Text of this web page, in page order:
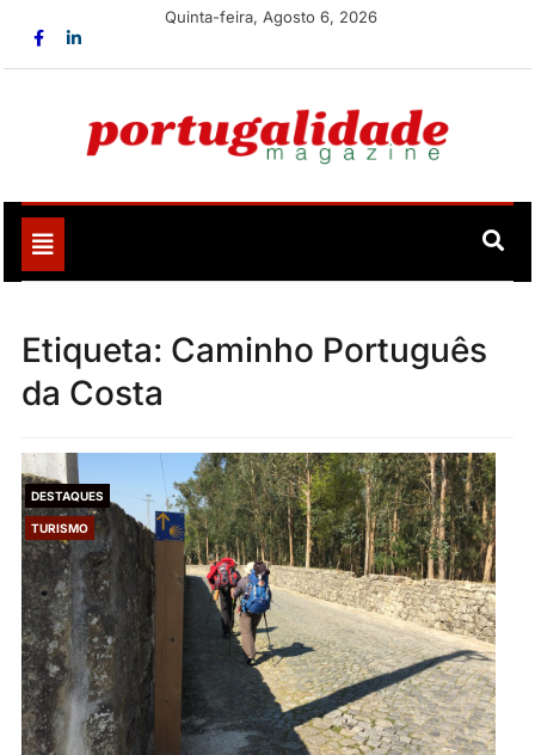
Quinta-feira, Agosto 6, 2026
Portugalidade
Toggle
navigation
Etiqueta: Caminho Português
da Costa
DESTAQUES
TURISMO